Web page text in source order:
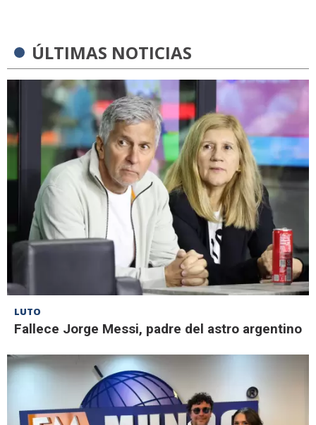
ÚLTIMAS NOTICIAS
LUTO
Fallece Jorge Messi, padre del astro argentino